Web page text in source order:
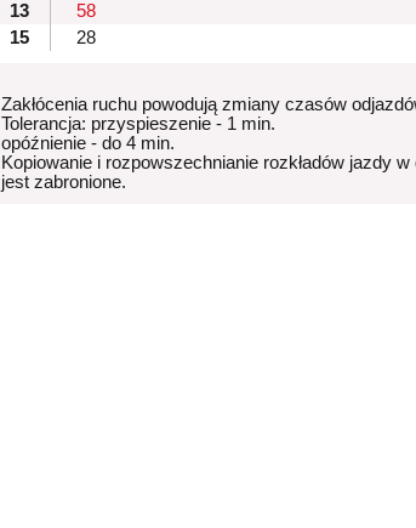
13
58
15
28
Zakłócenia ruchu powodują zmiany czasów
Tolerancja: przyspieszenie - 1 min.
opóźnienie - do 4 min.
Kopiowanie i rozpowszechnianie rozkładów jazdy
jest zabronione.